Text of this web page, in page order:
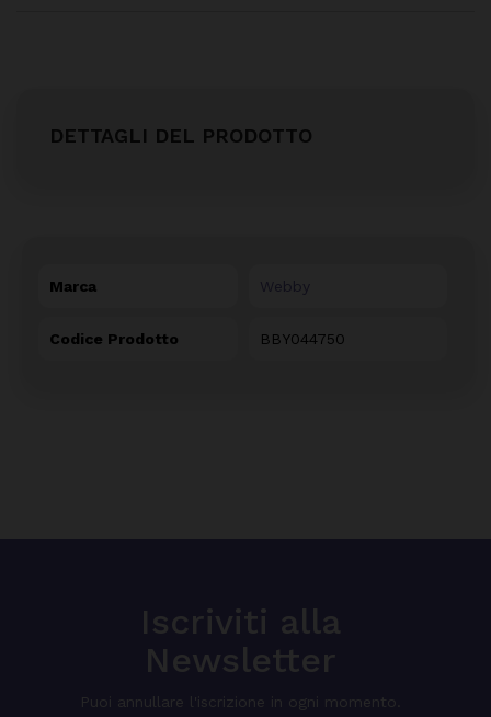
DETTAGLI DEL PRODOTTO
Marca Webby
Codice Prodotto BBY044750
Iscriviti alla
Newsletter
Puoi annullare l'iscrizione in ogni momento.